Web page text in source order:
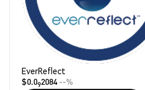
EverReflect
$0.092084 --%